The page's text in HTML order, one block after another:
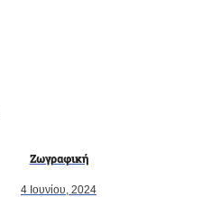
Ζωγραφική
4 Ιουνίου, 2024